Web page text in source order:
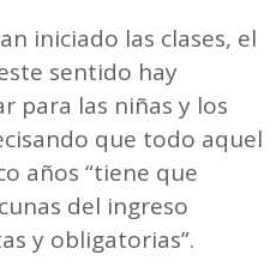
iniciado las clases, el
sentido hay
para las niñas y los
que todo aquel
años “tiene que
del ingreso
y obligatorias”.